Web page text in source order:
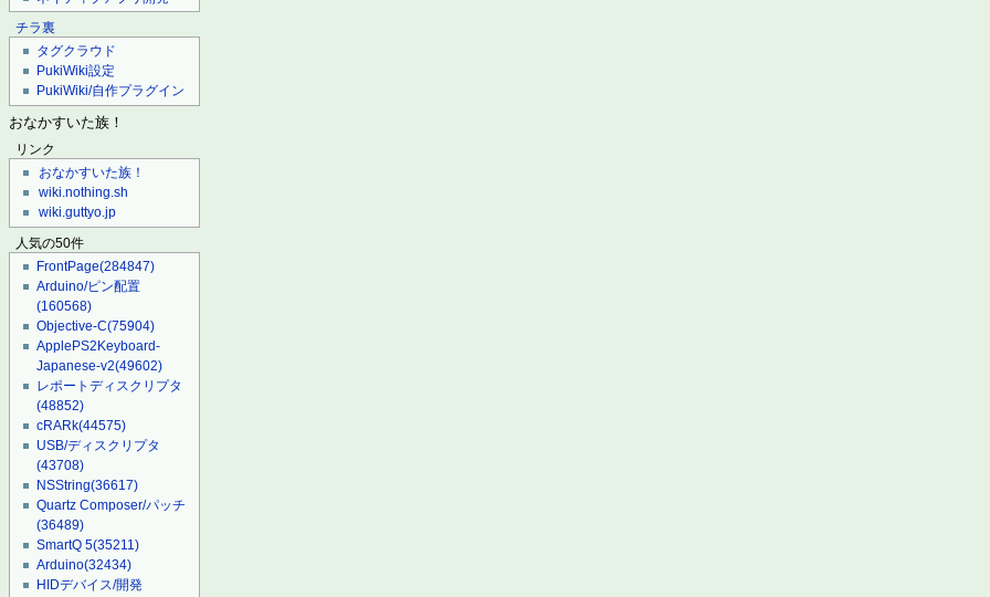
チラ裏
タグクラウド
PukiWiki設定
PukiWiki/自作プラグイン
おなかすいた族！
リンク
おなかすいた族！
wiki.nothing.sh
wiki.guttyo.jp
人気の50件
FrontPage(284847)
Arduino/ピン配置
(160568)
Objective-C(75904)
ApplePS2Keyboard-
Japanese-v2(49602)
レポートディスクリプタ
(48852)
cRARk(44575)
USB/ディスクリプタ
(43708)
NSString(36617)
Quartz Composer/パッチ
(36489)
SmartQ 5(35211)
Arduino(32434)
HIDデバイス/開発